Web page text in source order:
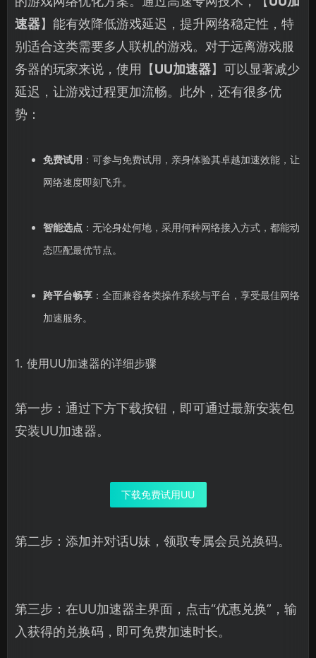
速器】能有效降低游戏延迟，提升网络稳定性，特
别适合这类需要多人联机的游戏。对于远离游戏服
务器的玩家来说，使用【UU加速器】可以显著减少
延迟，让游戏过程更加流畅。此外，还有很多优
势：
免费试用 ：可参与免费试用，亲身体验其卓越加速效能，让
网络速度即刻飞升。
智能选点：无论身处何地，采用何种网络接入方式，都能动
态匹配最优节点。
跨平台畅享：全面兼容各类操作系统与平台，享受最佳网络
加速服务。
1. 使用UU加速器的详细步骤
第一步：通过下方下载按钮，即可通过最新安装包
安装UU加速器。
下载免费试用UU
第二步：添加并对话U妹，领取专属会员兑换码。
第三步：在UU加速器主界面，点击“优惠兑换”，输
入获得的兑换码，即可免费加速时长。